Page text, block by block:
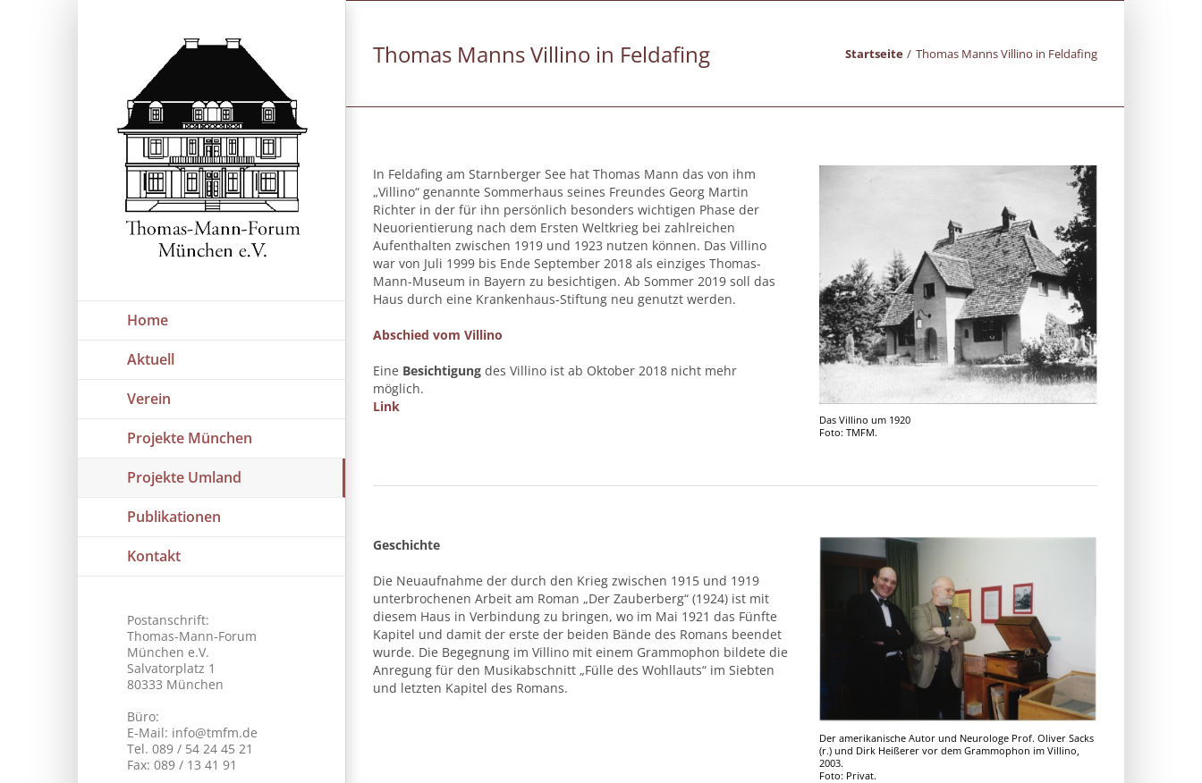
Home
Aktuell
Verein
Projekte München
Projekte Umland
Publikationen
Kontakt
Postanschrift:
Thomas-Mann-Forum
München e.V.
Salvatorplatz 1
80333 München
Büro:
E-Mail: info@tmfm.de
Tel. 089 / 54 24 45 21
Fax: 089 / 13 41 91
Thomas Manns Villino in Feldafing Startseite Thomas Manns Villino in Feldafing
In Feldafing am Starnberger See hat Thomas Mann das von ihm
„Villino“ genannte Sommerhaus seines Freundes Georg Martin
Richter in der für ihn persönlich besonders wichtigen Phase der
Neuorientierung nach dem Ersten Weltkrieg bei zahlreichen
Aufenthalten zwischen 1919 und 1923 nutzen können. Das Villino
war von Juli 1999 bis Ende September 2018 als einziges Thomas-
Mann-Museum in Bayern zu besichtigen. Ab Sommer 2019 soll das
Haus durch eine Krankenhaus-Stiftung neu genutzt werden.
Abschied vom Villino
Eine Besichtigung des Villino ist ab Oktober 2018 nicht mehr
möglich.
Link
Das Villino um 1920
Foto: TMFM.
Geschichte
Die Neuaufnahme der durch den Krieg zwischen 1915 und 1919
unterbrochenen Arbeit am Roman „Der Zauberberg“ (1924) ist mit
diesem Haus in Verbindung zu bringen, wo im Mai 1921 das Fünfte
Kapitel und damit der erste der beiden Bände des Romans beendet
wurde. Die Begegnung im Villino mit einem Grammophon bildete die
Anregung für den Musikabschnitt „Fülle des Wohllauts“ im Siebten
und letzten Kapitel des Romans.
Der amerikanische Autor und Neurologe Prof. Oliver Sacks
(r.) und Dirk Heißerer vor dem Grammophon im Villino,
2003.
Foto: Privat.